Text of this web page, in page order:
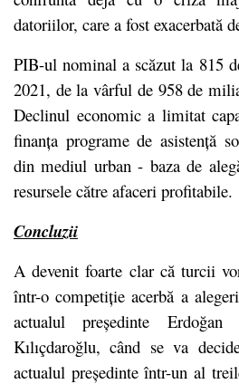
datoriilor, care a fost exacerbată
PIB-ul nominal a scăzut la 815
2021, de la vârful de 958 de
Declinul economic a limitat
finanța programe de asistență
din mediul urban - baza de
resursele către afaceri profitabile.
Concluzii
A devenit foarte clar că turcii
într-o competiție acerbă a
actualul președinte
Kılıçdaroğlu, când se va
actualul președinte într-un al